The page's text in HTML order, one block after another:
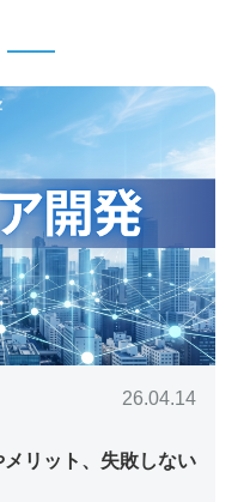
26.04.14
リット、失敗しない